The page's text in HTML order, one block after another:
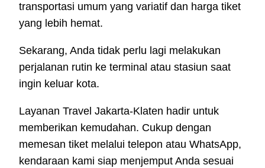
transportasi umum yang variatif dan harga tiket
yang lebih hemat.
Sekarang, Anda tidak perlu lagi melakukan
perjalanan rutin ke terminal atau stasiun saat
ingin keluar kota.
Layanan Travel Jakarta-Klaten hadir untuk
memberikan kemudahan. Cukup dengan
memesan tiket melalui telepon atau WhatsApp,
kendaraan kami siap menjemput Anda sesuai